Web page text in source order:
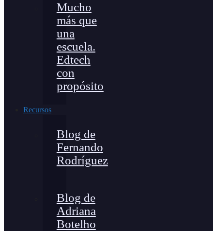
Mucho
más que
una
escuela.
Edtech
con
propósito
Recursos
Blog de
Fernando
Rodríguez
Blog de
Adriana
Botelho